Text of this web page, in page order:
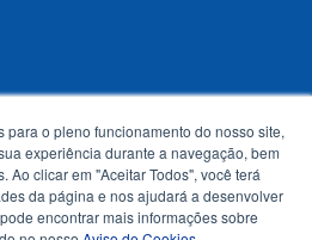
para o pleno funcionamento do nosso site,
experiência durante a navegação, bem
Ao clicar em "Aceitar Todos", você terá
da página e nos ajudará a desenvolver
encontrar mais informações sobre